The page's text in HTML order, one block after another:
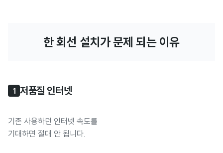
한 회선 설치가 문제 되는 이유
1 저품질 인터넷
기존 사용하던 인터넷 속도를
기대하면 절대 안 됩니다.